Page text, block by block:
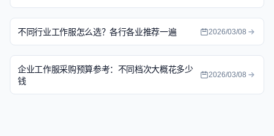
不同行业工作服怎么选？各行各业推荐一遍 2026/03/08
企业工作服采购预算参考：不同档次大概花多少
钱
2026/03/08